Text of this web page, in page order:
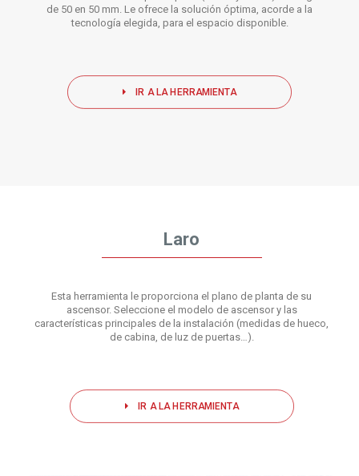
de 50 en 50 mm. Le ofrece la solución óptima, acorde a la
tecnología elegida, para el espacio disponible.
IR A LA HERRAMIENTA
Laro
Esta herramienta le proporciona el plano de planta de su
ascensor. Seleccione el modelo de ascensor y las
características principales de la instalación (medidas de hueco,
de cabina, de luz de puertas…).
IR A LA HERRAMIENTA